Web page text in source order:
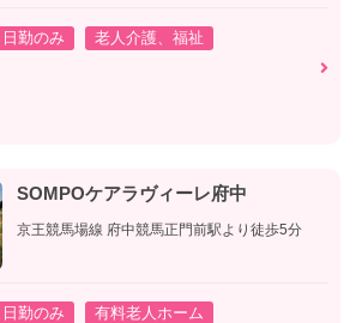
日勤のみ
老人介護、福祉
SOMPOケアラヴィーレ府中
京王競馬場線 府中競馬正門前駅より徒歩5分
日勤のみ
有料老人ホーム